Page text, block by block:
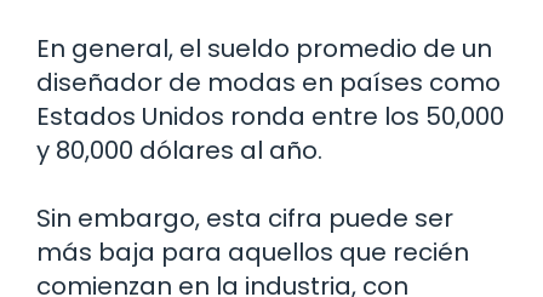
En general, el sueldo promedio de un
diseñador de modas en países como
Estados Unidos ronda entre los 50,000
y 80,000 dólares al año.
Sin embargo, esta cifra puede ser
más baja para aquellos que recién
comienzan en la industria, con